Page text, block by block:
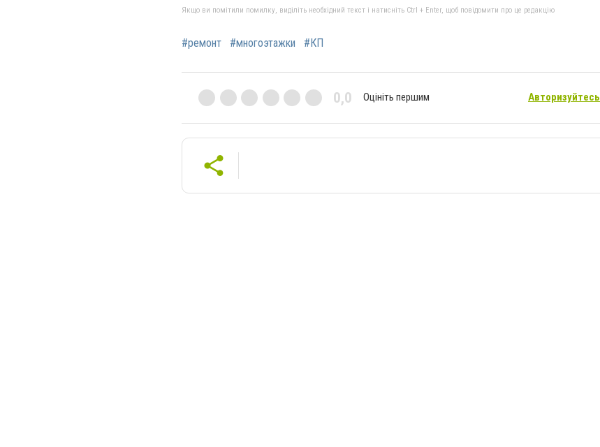
Якщо ви помітили помилку, виділіть необхідний текст і натисніть Ctrl + Enter, щоб повідомити про це редакцію
#ремонт #многоэтажки #КП
0,0 Оцініть першим Авторизуйтесь